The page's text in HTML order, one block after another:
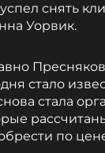
снять
Уорвик.
стало
стала
по